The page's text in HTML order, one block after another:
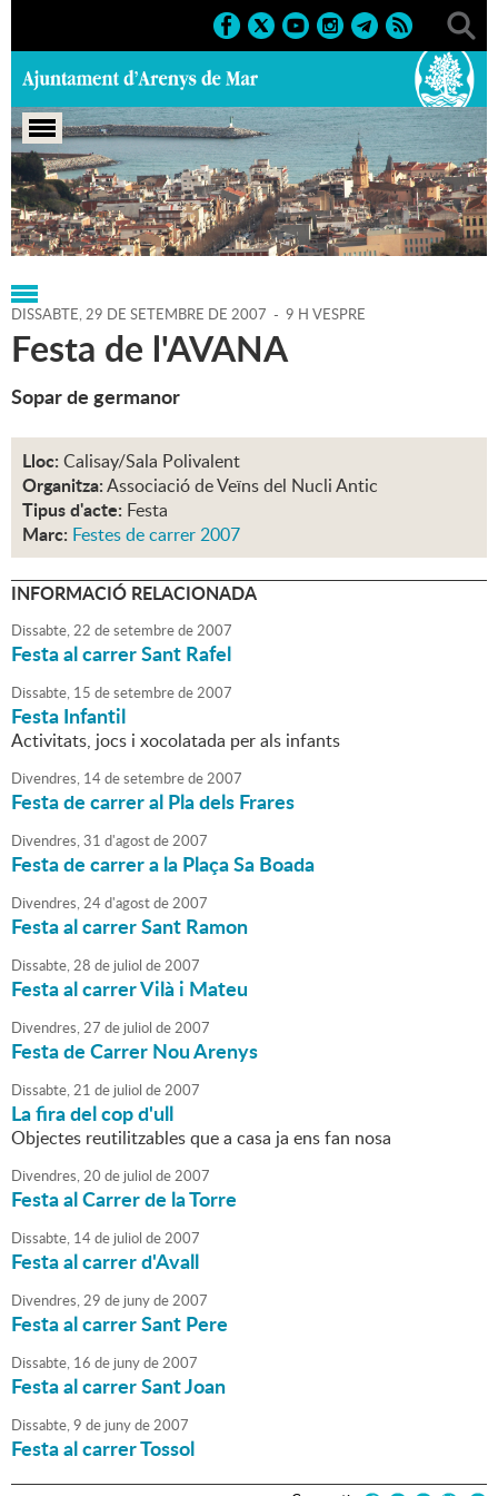
Portada > Regidories > Cultura > Agenda > 29-09-2007
DISSABTE,29 DE SETEMBRE DE 2007 - 9 H VESPRE
Festa de l'AVANA
Sopar de germanor
Lloc: Calisay/Sala Polivalent
Organitza:Associació de Veïns del Nucli Antic
Tipus d'acte: Festa
Marc: Festes de carrer 2007
INFORMACIÓ RELACIONADA
Dissabte,22 desetembrede2007
Festa al carrer Sant Rafel
Dissabte, 15 desetembrede2007
Festa Infantil
Activitats, jocs i xocolatada per als infants
Divendres, 14desetembrede2007
Festa de carrer al Pla dels Frares
Divendres,31 d'agostde2007
Festa de carrer a la Plaça Sa Boada
Divendres,24d'agostde2007
Festa al carrer Sant Ramon
Dissabte,28 de juliol de2007
Festa al carrer Vilà i Mateu
Divendres,27 de juliol de2007
Festa de Carrer Nou Arenys
Dissabte,21 de juliol de2007
La fira del cop d'ull
Objectes reutilitzables que a casa ja ens fan nosa
Divendres,20 de juliol de2007
Festa al Carrer de la Torre
Dissabte, 14de juliol de2007
Festa al carrer d'Avall
Divendres,29 de junyde2007
Festa al carrer Sant Pere
Dissabte, 16 de junyde2007
Festa al carrer Sant Joan
Dissabte,9 de junyde2007
Festa al carrer Tossol